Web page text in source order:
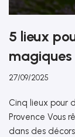
5 lieux
27/09/2025
Cinq lieux pour
Provence Vous
dans des